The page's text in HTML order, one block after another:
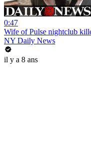
0:47
Wife of Pulse nightclub
NY Daily News
il y a 8 ans